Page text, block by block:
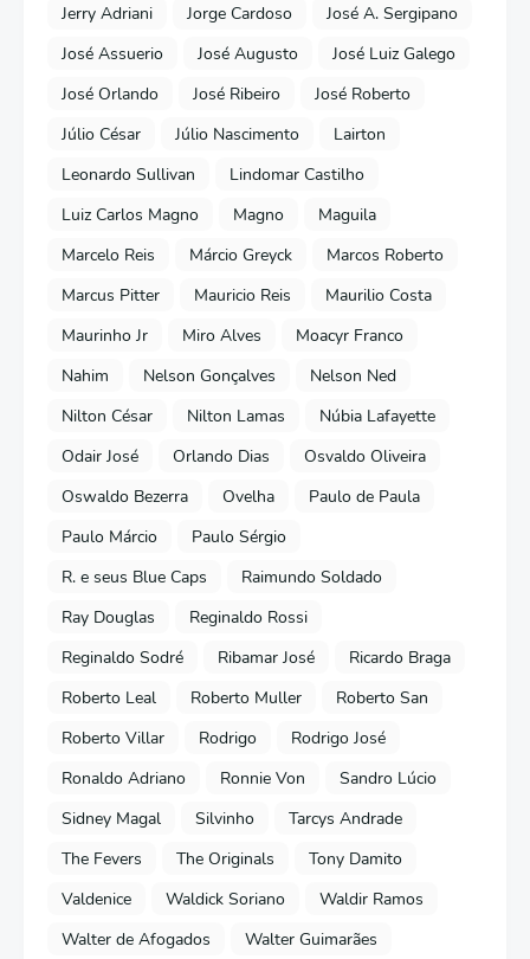
Jerry Adriani
Jorge Cardoso
José A. Sergipano
José Assuerio
José Augusto
José Luiz Galego
José Orlando
José Ribeiro
José Roberto
Júlio César
Júlio Nascimento
Lairton
Leonardo Sullivan
Lindomar Castilho
Luiz Carlos Magno
Magno
Maguila
Marcelo Reis
Márcio Greyck
Marcos Roberto
Marcus Pitter
Mauricio Reis
Maurilio Costa
Maurinho Jr
Miro Alves
Moacyr Franco
Nahim
Nelson Gonçalves
Nelson Ned
Nilton César
Nilton Lamas
Núbia Lafayette
Odair José
Orlando Dias
Osvaldo Oliveira
Oswaldo Bezerra
Ovelha
Paulo de Paula
Paulo Márcio
Paulo Sérgio
R. e seus Blue Caps
Raimundo Soldado
Ray Douglas
Reginaldo Rossi
Reginaldo Sodré
Ribamar José
Ricardo Braga
Roberto Leal
Roberto Muller
Roberto San
Roberto Villar
Rodrigo
Rodrigo José
Ronaldo Adriano
Ronnie Von
Sandro Lúcio
Sidney Magal
Silvinho
Tarcys Andrade
The Fevers
The Originals
Tony Damito
Valdenice
Waldick Soriano
Waldir Ramos
Walter de Afogados
Walter Guimarães